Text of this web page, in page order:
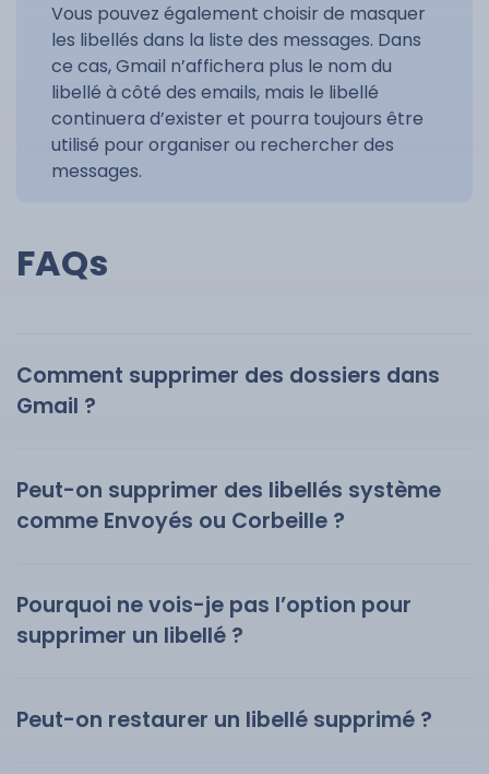
Vous pouvez également choisir de masquer
les libellés dans la liste des messages. Dans
ce cas, Gmail n’affichera plus le nom du
libellé à côté des emails, mais le libellé
continuera d’exister et pourra toujours être
utilisé pour organiser ou rechercher des
messages.
FAQs
Comment supprimer des dossiers dans
Gmail ?
Peut-on supprimer des libellés système
comme Envoyés ou Corbeille ?
Pourquoi ne vois-je pas l’option pour
supprimer un libellé ?
Peut-on restaurer un libellé supprimé ?